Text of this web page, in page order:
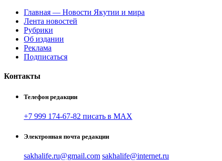
Главная — Новости Якутии и мира
Лента новостей
Рубрики
Об издании
Реклама
Подписаться
Контакты
Телефон редакции
+7 999 174-67-82 писать в MAX
Электронная почта редакции
sakhalife.ru@gmail.com sakhalife@internet.ru